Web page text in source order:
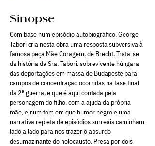
Sinopse
Com base num episódio autobiográfico, George
Tabori cria nesta obra uma resposta subversiva à
famosa peça Mãe Coragem, de Brecht. Trata-se
da história da Sra. Tabori, sobrevivente húngara
das deportações em massa de Budapeste para
campos de concentração ocorridas na fase final
da 2ª guerra, e que é aqui contada pela
personagem do filho, com a ajuda da própria
mãe, e num tom em que humor negro e uma
narrativa repleta de episódios surreais caminham
lado a lado para nos trazer o absurdo
desumazinante do holocausto. Presa por dois